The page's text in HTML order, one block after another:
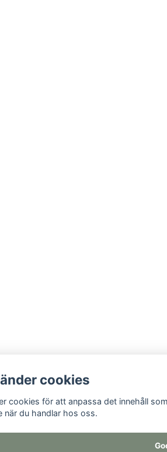
cookies
cookies för att anpassa det innehåll
när du handlar hos oss.